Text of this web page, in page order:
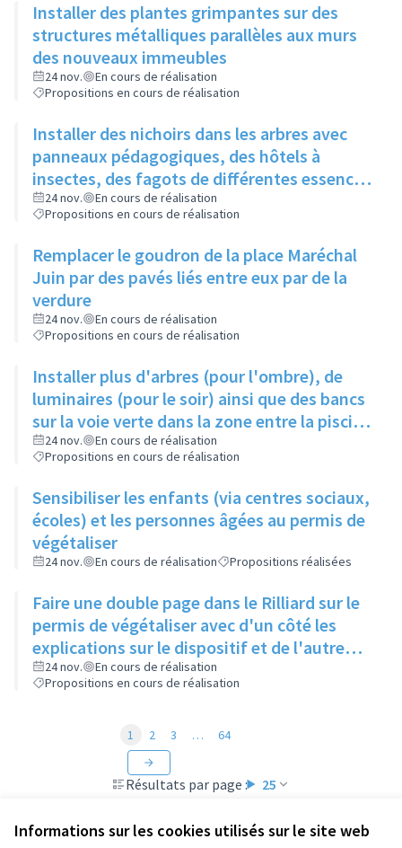
Informations sur les cookies utilisés sur le site web
Installer des plantes grimpantes sur des
structures métalliques parallèles aux murs
des nouveaux immeubles
24 nov.
En cours de réalisation
Propositions en cours de réalisation
Installer des nichoirs dans les arbres avec
panneaux pédagogiques, des hôtels à
insectes, des fagots de différentes essences
pour stimuler la biodiversité sur la place du
Château à la Roue
24 nov.
En cours de réalisation
Propositions en cours de réalisation
Remplacer le goudron de la place Maréchal
Juin par des pavés liés entre eux par de la
verdure
24 nov.
En cours de réalisation
Propositions en cours de réalisation
Installer plus d'arbres (pour l'ombre), de
luminaires (pour le soir) ainsi que des bancs
sur la voie verte dans la zone entre la piscine
et la rue de l'Industrie
24 nov.
En cours de réalisation
Propositions en cours de réalisation
Sensibiliser les enfants (via centres sociaux,
écoles) et les personnes âgées au permis de
végétaliser
24 nov. En cours de réalisation Propositions réalisées
Faire une double page dans le Rilliard sur le
permis de végétaliser avec d'un côté les
explications sur le dispositif et de l'autre
côté des exemples concrets de lieux à
investir
24 nov.
En cours de réalisation
Propositions en cours de réalisation
Résultats par page : 25
1 2 3 … 64